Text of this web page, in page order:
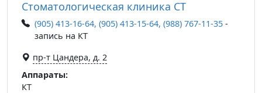
Стоматологическая клиника СТ
(905) 413-16-64, (905) 413-15-64, (988) 767-11-35 -
запись на КТ
пр-т Цандера, д. 2
Аппараты:
КТ